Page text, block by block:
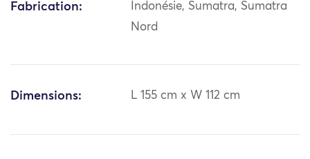
Fabrication:
Indonésie, Sumatra, Sumatra
Nord
Dimensions: L 155 cm x W 112 cm